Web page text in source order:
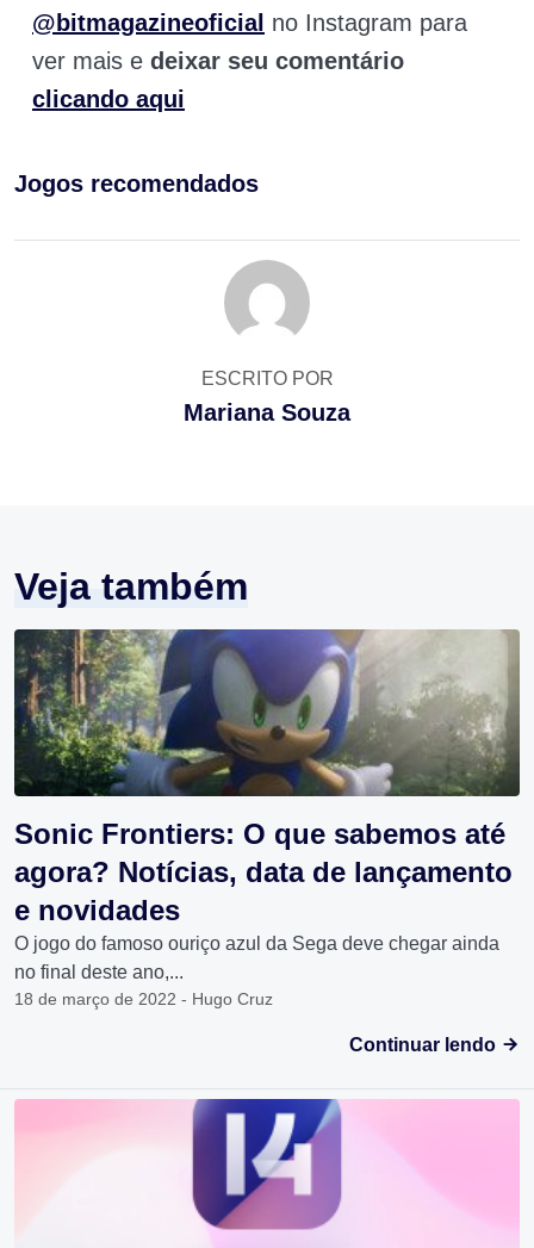
@bitmagazineoficial no Instagram para
ver mais e deixar seu comentário
clicando aqui
Jogos recomendados
ESCRITO POR
Mariana Souza
Veja também
Sonic Frontiers: O que sabemos até
agora? Notícias, data de lançamento
e novidades
O jogo do famoso ouriço azul da Sega deve chegar ainda
no final deste ano,...
18 de março de 2022 - Hugo Cruz
Continuar lendo